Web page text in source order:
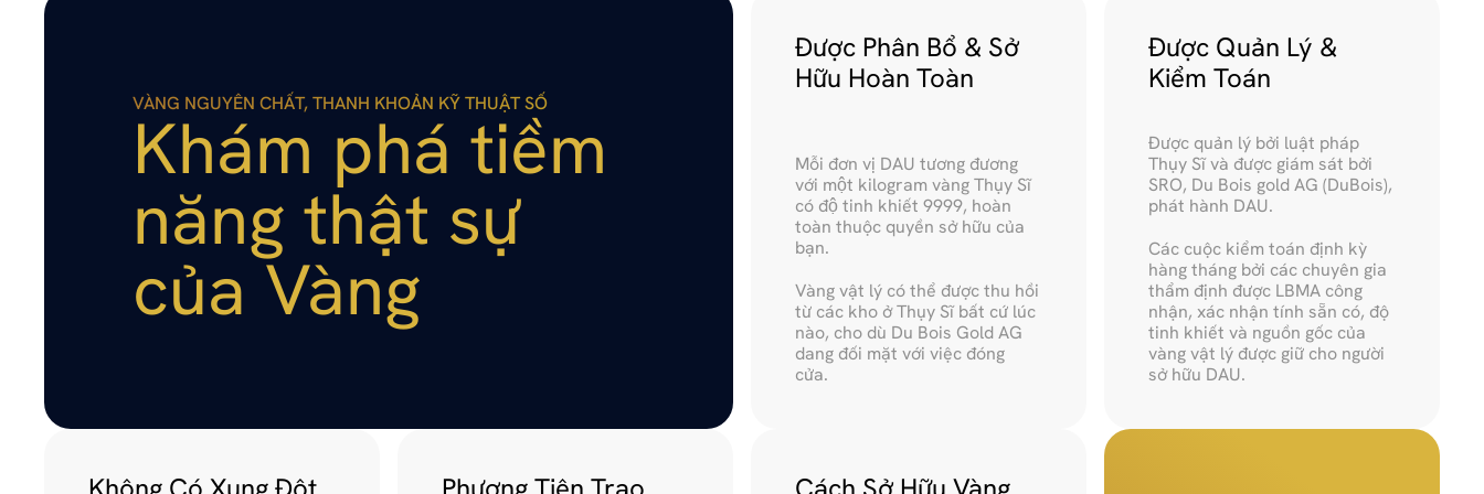
VÀNG NGUYÊN CHẤT, THANH KHOẢN KỸ THUẬT SỐ
Khám phá tiềm
năng thật sự
của Vàng
Được Phân Bổ & Sở
Hữu Hoàn Toàn
Mỗi đơn vị DAU tương đương
với một kilogram vàng Thụy Sĩ
có độ tinh khiết 9999, hoàn
toàn thuộc quyền sở hữu của
bạn.
Vàng vật lý có thể được thu hồi
từ các kho ở Thụy Sĩ bất cứ lúc
nào, cho dù Du Bois Gold AG
dang đối mặt với việc đóng
cửa.
Được Quản Lý &
Kiểm Toán
Được quản lý bởi luật pháp
Thụy Sĩ và được giám sát bởi
SRO, Du Bois gold AG (DuBois),
phát hành DAU.
Các cuộc kiểm toán định kỳ
hàng tháng bởi các chuyên gia
thẩm định được LBMA công
nhận, xác nhận tính sẵn có, độ
tinh khiết và nguồn gốc của
vàng vật lý được giữ cho người
sở hữu DAU.